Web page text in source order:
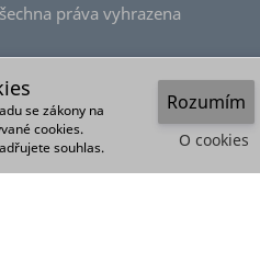
práva vyhrazena
se zákony na
cookies.
souhlas.
Rozumím
O cookies